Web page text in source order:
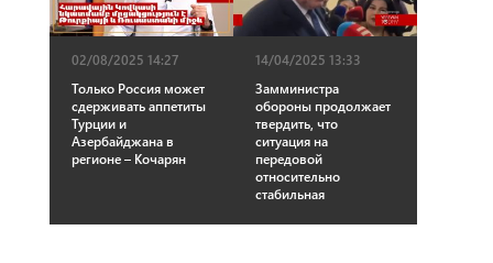
02/08/2025 14:27
Только Россия может
сдерживать аппетиты
Турции и
Азербайджана в
регионе – Кочарян
14/04/2025 13:33
Замминистра
обороны продолжает
твердить, что
ситуация на
передовой
относительно
стабильная